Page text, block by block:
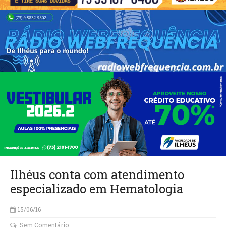
Ilhéus conta com atendimento
especializado em Hematologia
15/06/16
Sem Comentário